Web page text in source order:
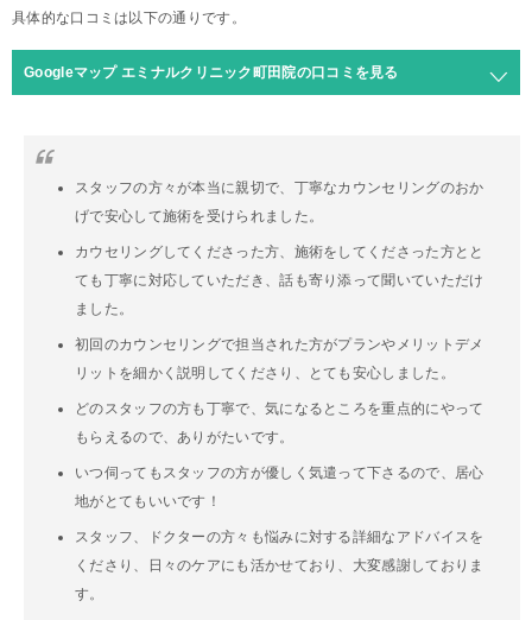
具体的な口コミは以下の通りです。
Googleマップ エミナルクリニック町田院の口コミを見る
スタッフの方々が本当に親切で、丁寧なカウンセリングのおか
げで安心して施術を受けられました。
カウセリングしてくださった方、施術をしてくださった方とと
ても丁寧に対応していただき、話も寄り添って聞いていただけ
ました。
初回のカウンセリングで担当された方がプランやメリットデメ
リットを細かく説明してくださり、とても安心しました。
どのスタッフの方も丁寧で、気になるところを重点的にやって
もらえるので、ありがたいです。
いつ伺ってもスタッフの方が優しく気遣って下さるので、居心
地がとてもいいです！
スタッフ、ドクターの方々も悩みに対する詳細なアドバイスを
くださり、日々のケアにも活かせており、大変感謝しておりま
す。